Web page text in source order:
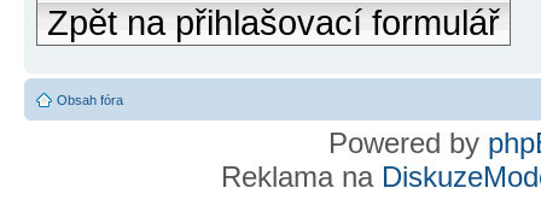
Zpět na přihlašovací formulář
Obsah fóra
Powered by
Reklama na